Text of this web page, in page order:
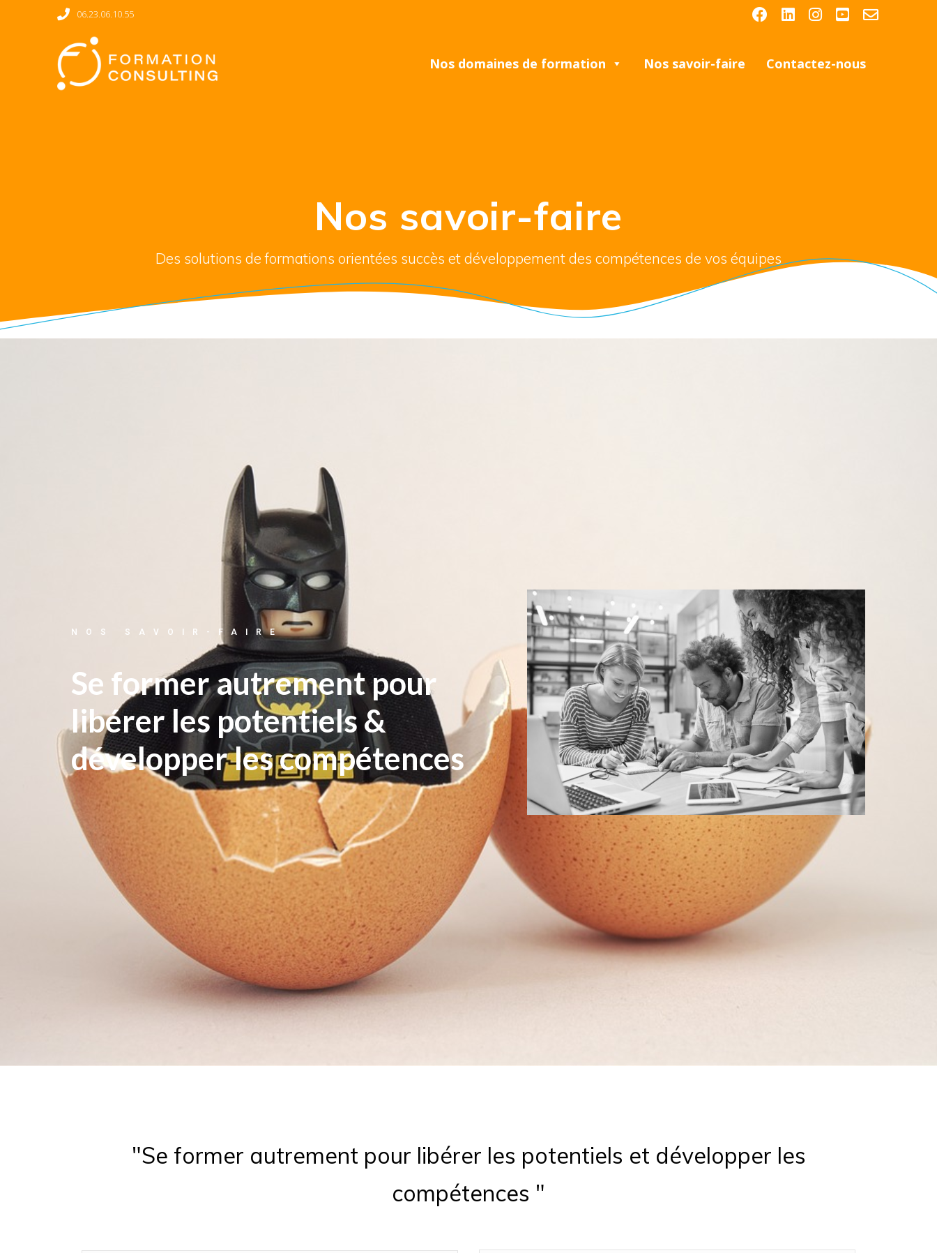
06.23.06.10.55
Nos domaines de formation Nos savoir-faire Contactez-nous
Nos savoir-faire
Des solutions de formations orientées succès et développement des compétences de vos équipes
NOS SAVOIR-FAIRE
Se former autrement pour
libérer les potentiels &
développer les compétences
"Se former autrement pour libérer les potentiels et développer les
compétences "